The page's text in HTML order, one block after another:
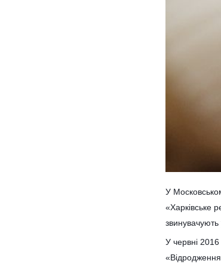
У
«Харківське
У червні 2016